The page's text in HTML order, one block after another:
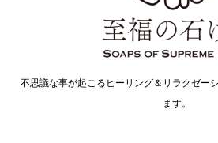
不思議な事が起こるヒーリング＆リラクゼー
ます。